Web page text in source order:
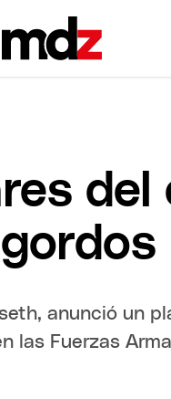
del
anunció un
las Fuerzas